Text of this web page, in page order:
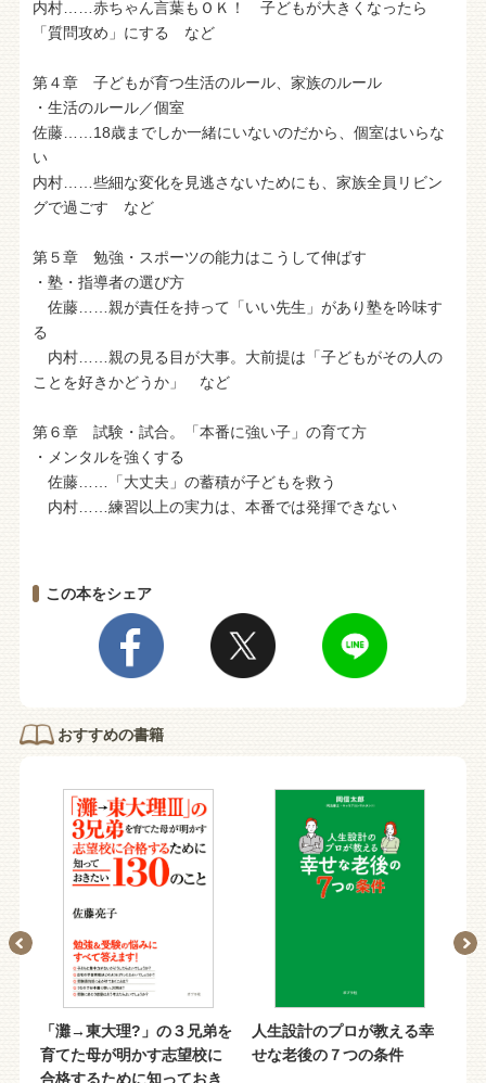
内村……赤ちゃん言葉もＯＫ！ 子どもが大きくなったら
「質問攻め」にする など
第４章 子どもが育つ生活のルール、家族のルール
・生活のルール／個室
佐藤……18歳までしか一緒にいないのだから、個室はいらな
い
内村……些細な変化を見逃さないためにも、家族全員リビン
グで過ごす など
第５章 勉強・スポーツの能力はこうして伸ばす
・塾・指導者の選び方
佐藤……親が責任を持って「いい先生」があり塾を吟味す
る
内村……親の見る目が大事。大前提は「子どもがその人の
ことを好きかどうか」 など
第６章 試験・試合。「本番に強い子」の育て方
・メンタルを強くする
佐藤……「大丈夫」の蓄積が子どもを救う
内村……練習以上の実力は、本番では発揮できない
この本をシェア
おすすめの書籍
「灘→東大理?」の３兄弟を
育てた母が明かす志望校に
合格するために知っておき
人生設計のプロが教える幸
せな老後の７つの条件